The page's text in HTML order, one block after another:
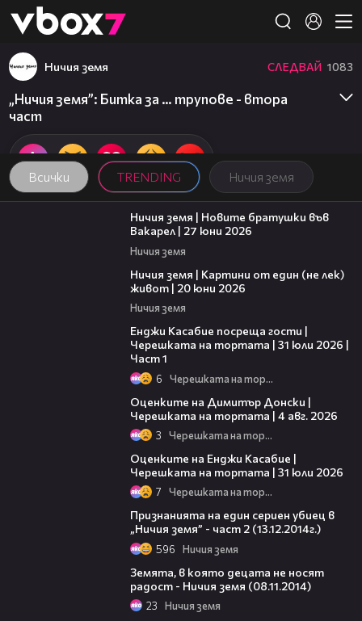
👾
Всички TRENDING Ничия земя
Ничия земя СЛЕДВАЙ 1083
„Ничия земя”: Битка за … трупове - втора
част
47:07
Ничия земя | Новите братушки във
Вакарел | 27 юни 2026
Ничия земя
Ничия земя | Картини от един (не лек)
живот | 20 юни 2026
Ничия земя
Енджи Касабие посреща гости |
Черешката на тортата | 31 юли 2026 |
Част 1
6 Черешката на тортата
Оценките на Димитър Донски |
Черешката на тортата | 4 авг. 2026
3 Черешката на тортата
Оценките на Енджи Касабие |
Черешката на тортата | 31 юли 2026
7 Черешката на тортата
Признанията на един сериен убиец в
„Ничия земя” - част 2 (13.12.2014г.)
596 Ничия земя
Земята, в която децата не носят
радост - Ничия земя (08.11.2014)
23 Ничия земя